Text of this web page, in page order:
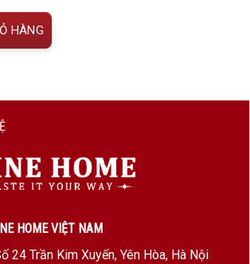
HÀNG
HOME VIỆT NAM
24 Trần Kim Xuyến, Yên Hòa, Hà Nội